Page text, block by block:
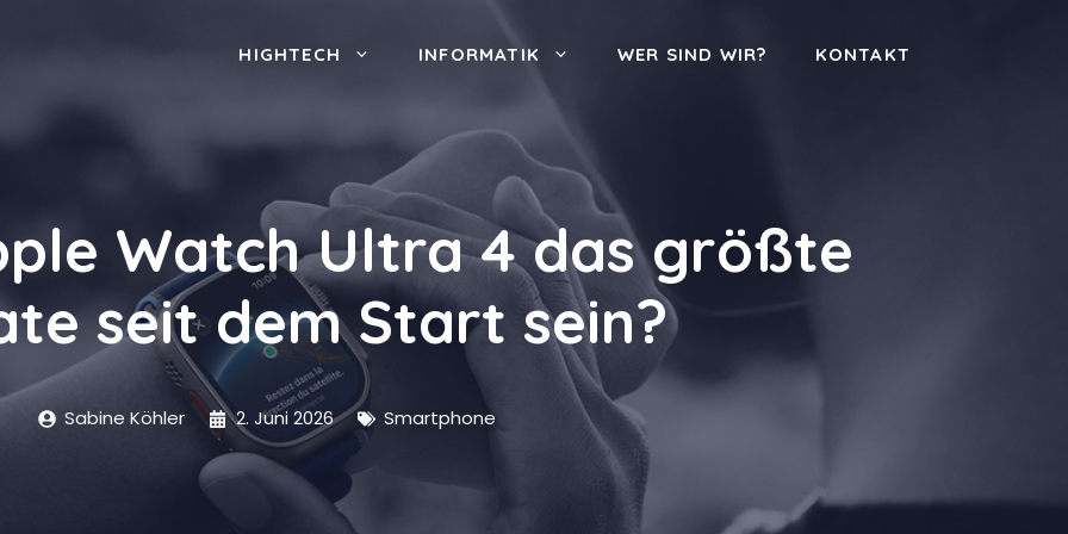
HIGHTECH INFORMATIK WER SIND WIR? KONTAKT
Watch Ultra 4 das größte
seit dem Start sein?
Sabine Köhler 2. Juni 2026 Smartphone